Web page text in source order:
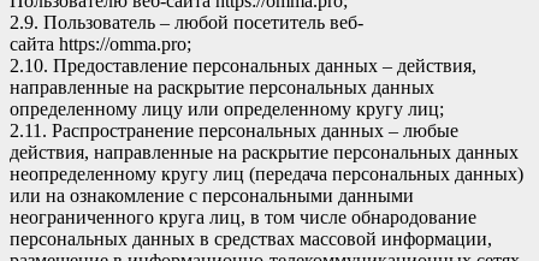
2.9. Пользователь – любой посетитель веб-
сайта https://omma.pro;
2.10. Предоставление персональных данных – действия,
направленные на раскрытие персональных данных
определенному лицу или определенному кругу лиц;
2.11. Распространение персональных данных – любые
действия, направленные на раскрытие персональных данных
неопределенному кругу лиц (передача персональных данных)
или на ознакомление с персональными данными
неограниченного круга лиц, в том числе обнародование
персональных данных в средствах массовой информации,